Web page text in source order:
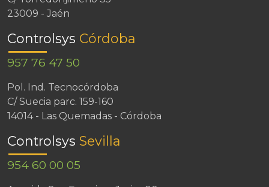
23009 - Jaén
Controlsys Córdoba
957 76 47 50
Pol. Ind. Tecnocórdoba
C/ Suecia parc. 159-160
14014 - Las Quemadas - Córdoba
Controlsys Sevilla
954 60 00 05